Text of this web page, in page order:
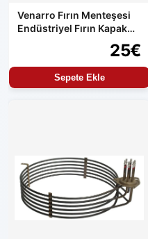
Venarro Fırın Menteşesi
Endüstriyel Fırın Kapak
Menteşesi Uyumlu Set25€
Sepete Ekle